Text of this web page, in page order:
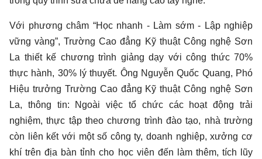
Với phương châm “Học nhanh - Làm sớm - Lập nghiệp
vững vàng”, Trường Cao đẳng Kỹ thuật Công nghệ Sơn
La thiết kế chương trình giảng dạy với công thức 70%
thực hành, 30% lý thuyết. Ông Nguyễn Quốc Quang, Phó
Hiệu trưởng Trường Cao đẳng Kỹ thuật Công nghệ Sơn
La, thông tin: Ngoài việc tổ chức các hoạt động trải
nghiệm, thực tập theo chương trình đào tạo, nhà trường
còn liên kết với một số công ty, doanh nghiệp, xưởng cơ
khí trên địa bàn tỉnh cho học viên đến làm thêm, tích lũy